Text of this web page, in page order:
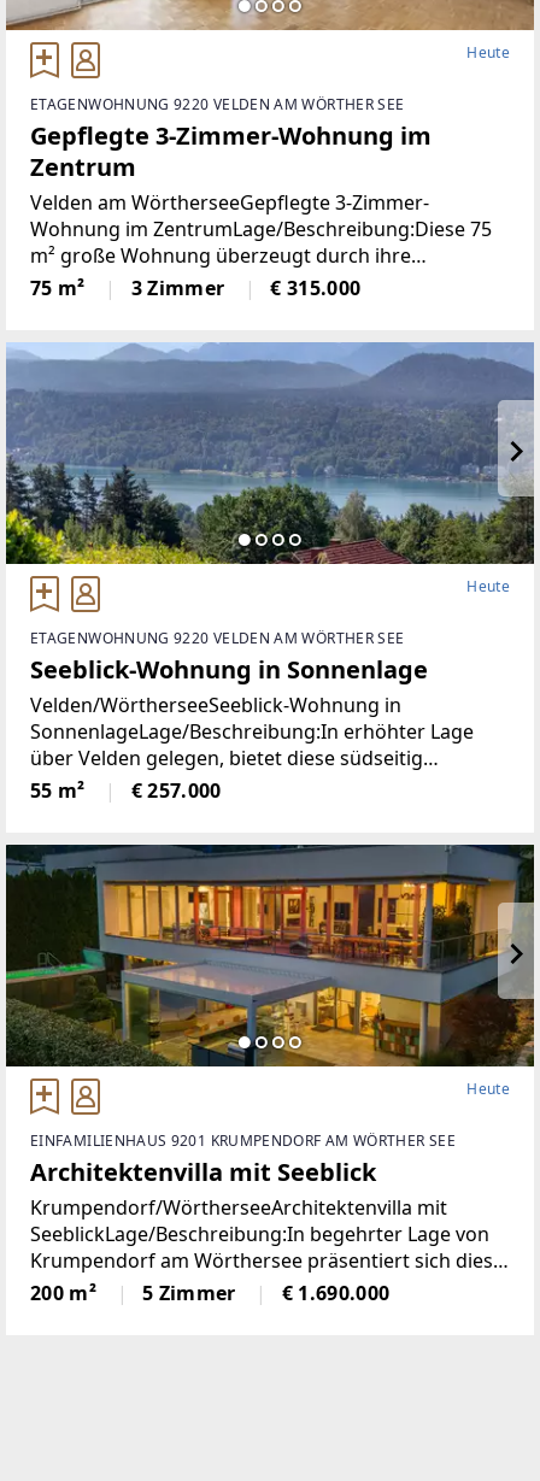
Heute
ETAGENWOHNUNG 9220 VELDEN AM WÖRTHER SEE
Gepflegte 3-Zimmer-Wohnung im
Zentrum
Velden am WörtherseeGepflegte 3-Zimmer-
Wohnung im ZentrumLage/Beschreibung:Diese 75
m² große Wohnung überzeugt durch ihre
durchdachte Raumaufteilung und ihre
ausgezeichnete Lage im Zentrum von Velden. Zwei
75 m² 3 Zimmer € 315.000
Heute
ETAGENWOHNUNG 9220 VELDEN AM WÖRTHER SEE
Seeblick-Wohnung in Sonnenlage
Velden/WörtherseeSeeblick-Wohnung in
SonnenlageLage/Beschreibung:In erhöhter Lage
über Velden gelegen, bietet diese südseitig
ausgerichtete Wohnung angenehme
Lichtverhältnisse und einen schönen Blick auf den
55 m² € 257.000
Heute
EINFAMILIENHAUS 9201 KRUMPENDORF AM WÖRTHER SEE
Architektenvilla mit Seeblick
Krumpendorf/WörtherseeArchitektenvilla mit
SeeblickLage/Beschreibung:In begehrter Lage von
Krumpendorf am Wörthersee präsentiert sich diese
herausragende Architekten-Villa als ein wahres
Refugium für Anspruchsvolle. Die im Jahr 2010
200 m² 5 Zimmer € 1.690.000